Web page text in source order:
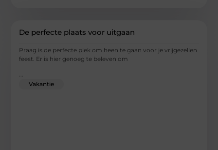
De perfecte plaats voor uitgaan
Praag is de perfecte plek om heen te gaan voor je vrijgezellen
feest. Er is hier genoeg te beleven om
...
Vakantie